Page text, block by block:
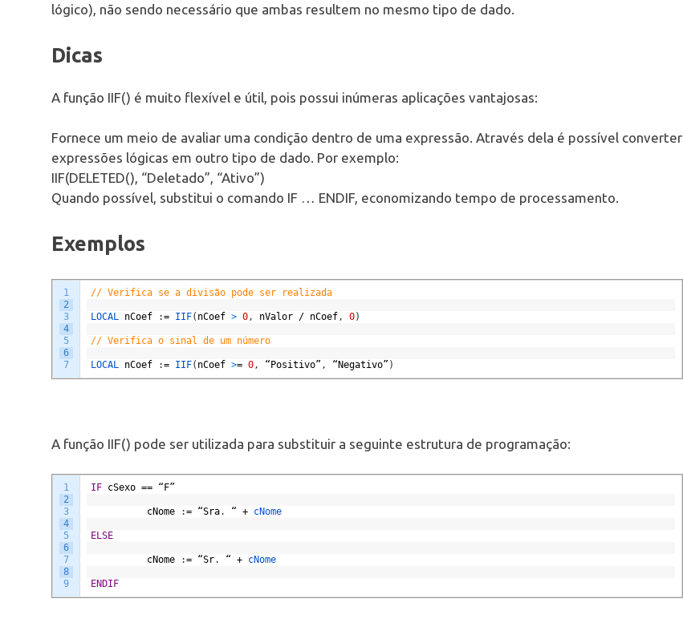
lógico), não sendo necessário que ambas resultem no mesmo tipo de dado.
Dicas
A função IIF() é muito flexível e útil, pois possui inúmeras aplicações vantajosas:
Fornece um meio de avaliar uma condição dentro de uma expressão. Através dela é possível converter
expressões lógicas em outro tipo de dado. Por exemplo:
IIF(DELETED(), “Deletado”, “Ativo”)
Quando possível, substitui o comando IF … ENDIF, economizando tempo de processamento.
Exemplos
1
2
3
4
5
6
7
// Verifica se a divisão pode ser realizada
LOCAL nCoef := IIF( nCoef > 0, nValor / nCoef, 0)
// Verifica o sinal de um número
LOCAL nCoef := IIF( nCoef >= 0, “ Positivo” , “ Negativo” )
A função IIF() pode ser utilizada para substituir a seguinte estrutura de programação:
1
2
3
4
5
6
7
8
9
IF cSexo == “ F”
cNome := “Sra. “ + cNome
ELSE
cNome := “Sr. “ + cNome
ENDIF